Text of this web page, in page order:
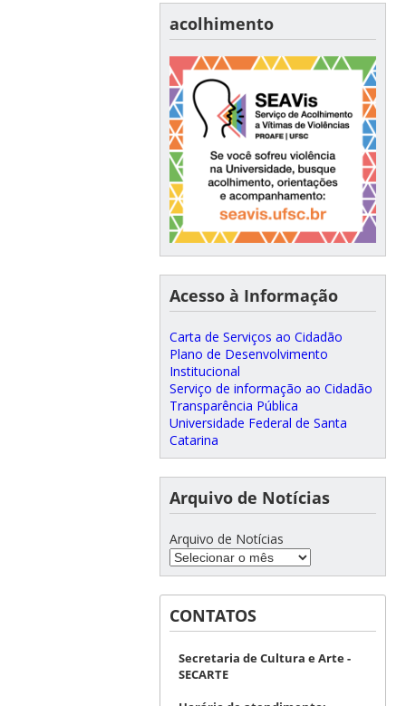
acolhimento
Acesso à Informação
Carta de Serviços ao Cidadão
Plano de Desenvolvimento
Institucional
Serviço de informação ao Cidadão
Transparência Pública
Universidade Federal de Santa
Catarina
Arquivo de Notícias
Arquivo de Notícias
CONTATOS
Secretaria de Cultura e Arte -
SECARTE